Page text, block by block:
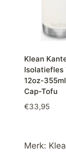
Klean
Isolatiefles
12oz-
Cap-Tofu
€33,95
Merk: